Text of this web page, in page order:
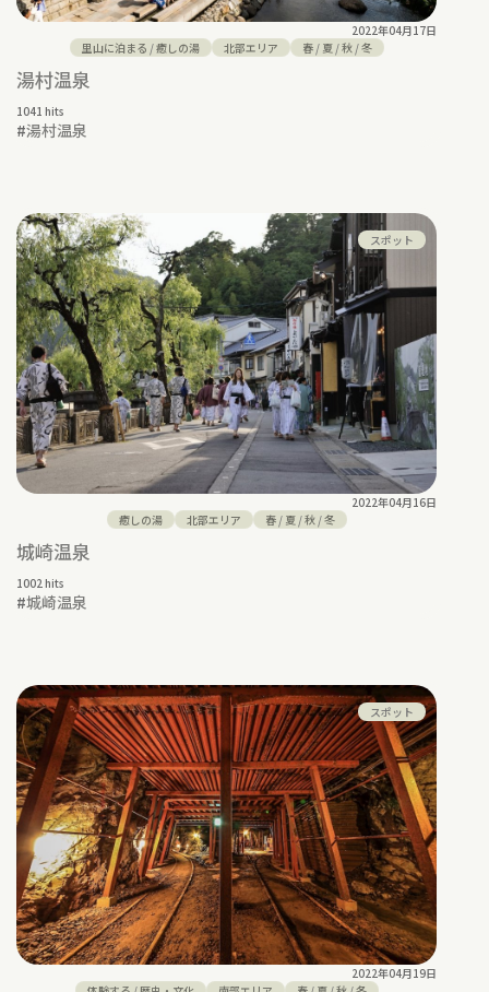
2022年04月17日
里山に泊まる /癒しの湯 北部エリア 春/ 夏/秋/冬
湯村温泉
1041 hits
#湯村温泉
スポット
2022年04月16日
癒しの湯
北部エリア 春/ 夏/秋/冬
城崎温泉
1002 hits
#城崎温泉
スポット
2022年04月19日